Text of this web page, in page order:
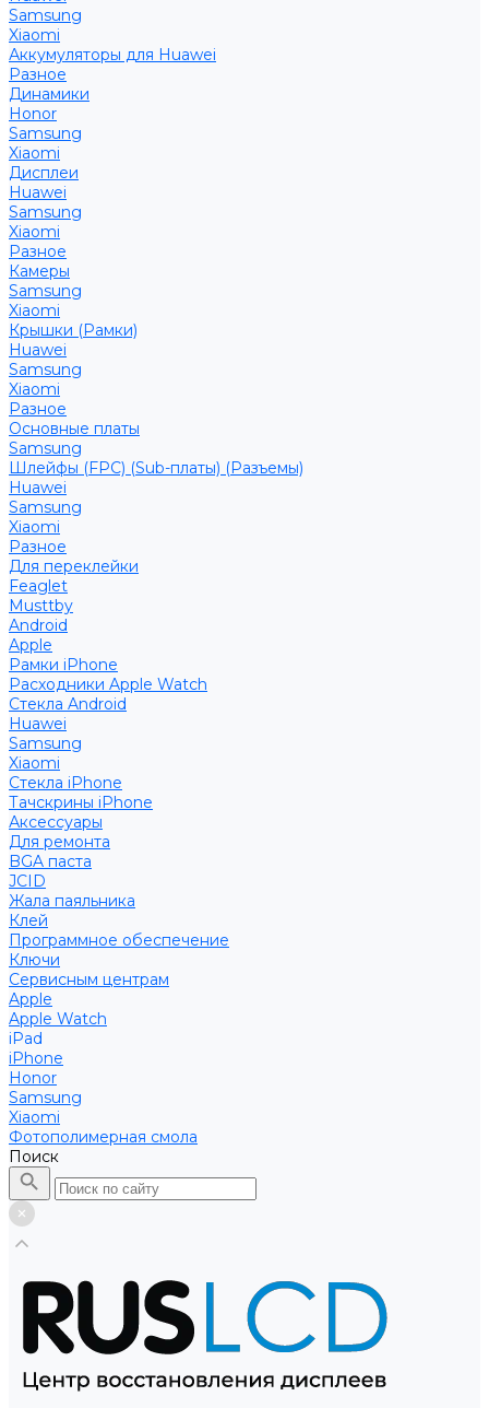
Samsung
Xiaomi
Аккумуляторы для Huawei
Разное
Динамики
Honor
Samsung
Xiaomi
Дисплеи
Huawei
Samsung
Xiaomi
Разное
Камеры
Samsung
Xiaomi
Крышки (Рамки)
Huawei
Samsung
Xiaomi
Разное
Основные платы
Samsung
Шлейфы (FPC) (Sub-платы) (Разъемы)
Huawei
Samsung
Xiaomi
Разное
Для переклейки
Feaglet
Musttby
Android
Apple
Рамки iPhone
Расходники Apple Watch
Стекла Android
Huawei
Samsung
Xiaomi
Стекла iPhone
Тачскрины iPhone
Аксессуары
Для ремонта
BGA паста
JCID
Жала паяльника
Клей
Программное обеспечение
Ключи
Сервисным центрам
Apple
Apple Watch
iPad
iPhone
Honor
Samsung
Xiaomi
Фотополимерная смола
Поиск